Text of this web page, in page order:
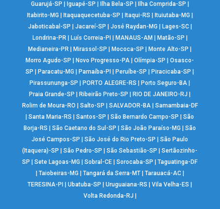
Guarujá-SP
Iguapé-SP Ilha Bela-SP Ilha Comprida-SP
Itabirito-MG
Itaquaquecetuba-SP Itaqui-RS Ituiutaba-MG
Jaboticabal-SP
Jacareí-SP José Raydan-MG Lages-SC|
Londrina-PR| Luís Correia-PI MANAUS-AM Matão-SP
Medianeira-PR
Mirassol-SP Mococa-SP Monte Alto-SP
Morro Agudo-SP
Novo Progresso-PA |Olímpia-SP |Osasco-
SP
Paracatu-MG Parnaíba-PI Peruíbe-SP Piracicaba-SP
Pirassununga-SP
PORTO ALEGRE-RS Porto Seguro-BA
Praia Grande-SP
Ribeirão Preto-SP RIO DE JANEIRO-RJ
Rolim de Moura-RO
Salto-SP SALVADOR-BA| Samambaia-DF
|Santa Maria-RS |Santos-SP |São Bernardo Campo-SP |São
Borja-RS
|São Caetano do Sul-SP |São João Paraíso-MG |São
José Campos-SP
|São José do Rio Preto-SP |São Paulo
(Itaquera)-SP
|São Pedro-SP |São Sebastião-SP |Sertãozinho-
SP
|Sete Lagoas-MG |Sobral-CE |Sorocaba-SP |Taguatinga-DF
Taiobeiras-MG Tangará da Serra-MT| Tarauacá-AC|
TERESINA-PI
|Ubatuba-SP |Uruguaiana-RS |Vila Velha-ES
Volta Redonda-RJ